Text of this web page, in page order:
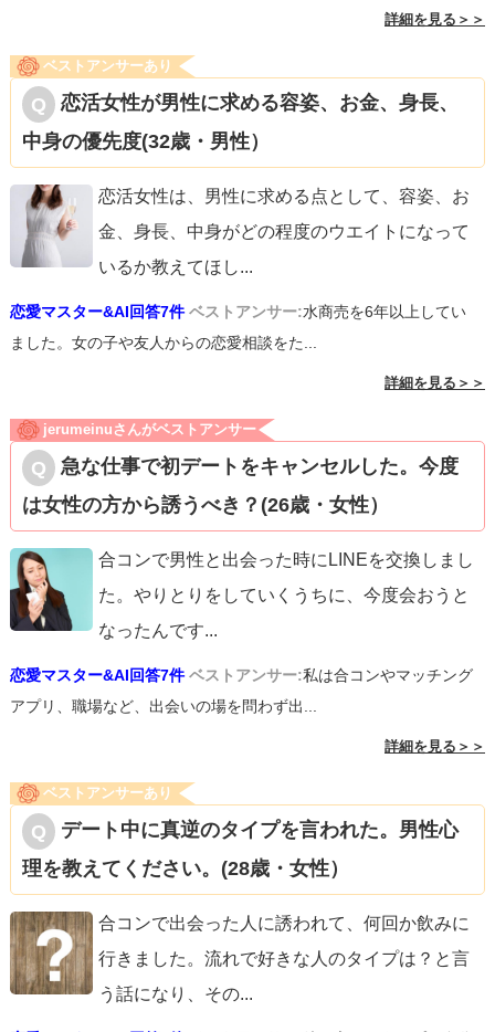
詳細を見る＞＞
ベストアンサーあり
恋活女性が男性に求める容姿、お金、身長、
中身の優先度(32歳・男性）
恋活女性は、男性に求める点として、容姿、お
金、身長、中身がどの程度のウエイトになって
いるか教えてほし...
恋愛マスター&AI回答7件 ベストアンサー:水商売を6年以上してい
ました。女の子や友人からの恋愛相談をた...
詳細を見る＞＞
jerumeinuさんがベストアンサー
急な仕事で初デートをキャンセルした。今度
は女性の方から誘うべき？(26歳・女性）
合コンで男性と出会った時にLINEを交換しまし
た。やりとりをしていくうちに、今度会おうと
なったんです...
恋愛マスター&AI回答7件 ベストアンサー:私は合コンやマッチング
アプリ、職場など、出会いの場を問わず出...
詳細を見る＞＞
ベストアンサーあり
デート中に真逆のタイプを言われた。男性心
理を教えてください。(28歳・女性）
合コンで出会った人に誘われて、何回か飲みに
行きました。流れで好きな人のタイプは？と言
う話になり、その...